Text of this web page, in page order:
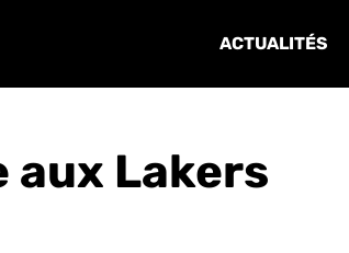
ACTUALITÉS
aux Lakers